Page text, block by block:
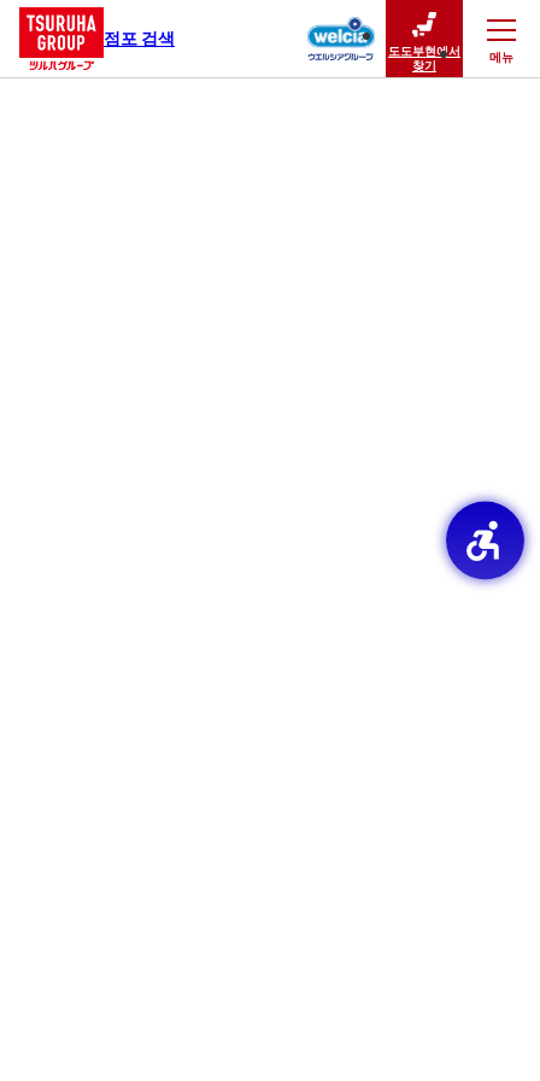
점포 검색
도도부현에서
찾기
메뉴
닫기